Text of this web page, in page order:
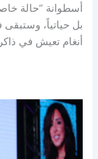
أسطوانة “حالة
بل حياتياً،
أنغام تعيش في